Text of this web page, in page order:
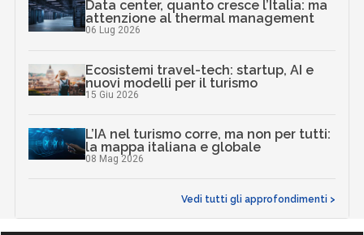
Data center, quanto cresce l’Italia: ma
attenzione al thermal management
06 Lug 2026
Ecosistemi travel-tech: startup, AI e
nuovi modelli per il turismo
15 Giu 2026
L’IA nel turismo corre, ma non per tutti:
la mappa italiana e globale
08 Mag 2026
Vedi tutti gli approfondimenti >